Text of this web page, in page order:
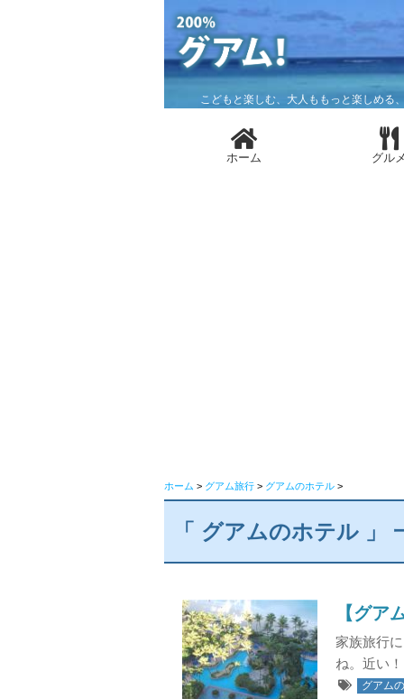
こどもと楽しむ、大人ももっと楽しめる
ホーム グル
ホーム > グアム旅行 > グアムのホテル >
「 グアムのホテル 」
【グア
家族旅行
ね。近い
グアム